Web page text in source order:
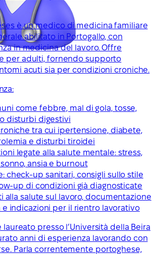
è un medico di medicina familiare
abilitato in Portogallo, con
in medicina del lavoro. Offre
per adulti, fornendo supporto
acuti sia per condizioni croniche.
come febbre, mal di gola, tosse,
disturbi digestivi
tra cui ipertensione, diabete,
e disturbi tiroidei
legate alla salute mentale: stress,
ansia e burnout
check-up sanitari, consigli sullo stile
up di condizioni già diagnosticate
alla salute sul lavoro, documentazione
e indicazioni per il rientro lavorativo
laureato presso l’Università della Beira
anni di esperienza lavorando con
Parla correntemente portoghese,